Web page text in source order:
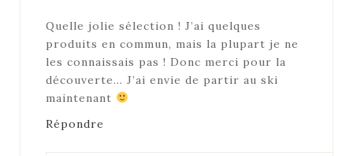
Quelle jolie sélection ! J’ai quelques
produits en commun, mais la plupart je ne
les connaissais pas ! Donc merci pour la
découverte… J’ai envie de partir au ski
maintenant
Répondre